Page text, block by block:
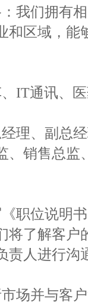
我们拥有
和区域，
IT通讯、
理、副总
、销售总
职位说明
将了解客户
责人进行
场并与客